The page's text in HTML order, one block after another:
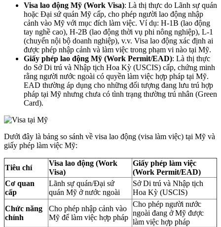
Visa lao động Mỹ (Work Visa): Là thị thực do Lãnh sự quán
hoặc Đại sứ quán Mỹ cấp, cho phép người lao động nhập
cảnh vào Mỹ với mục đích làm việc. Ví dụ: H-1B (lao động
tay nghề cao), H-2B (lao động thời vụ phi nông nghiệp), L-1
(chuyển nội bộ doanh nghiệp), v.v. Visa lao động xác định ai
được phép nhập cảnh và làm việc trong phạm vi nào tại Mỹ.
Giấy phép lao động Mỹ (Work Permit/EAD): Là thị thực
do Sở Di trú và Nhập tịch Hoa Kỳ (USCIS) cấp, chứng minh
rằng người nước ngoài có quyền làm việc hợp pháp tại Mỹ.
EAD thường áp dụng cho những đối tượng đang lưu trú hợp
pháp tại Mỹ nhưng chưa có tình trạng thường trú nhân (Green
Card).
Dưới đây là bảng so sánh về visa lao động (visa làm việc) tại Mỹ và
giấy phép làm việc Mỹ:
Tiêu chí
Visa lao động (Work
Visa)
Giấy phép làm việc
(Work Permit/EAD)
Cơ quan
cấp
Lãnh sự quán/Đại sứ
quán Mỹ ở nước ngoài
Sở Di trú và Nhập tịch
Hoa Kỳ (USCIS)
Chức năng
chính
Cho phép nhập cảnh vào
Mỹ để làm việc hợp pháp
Cho phép người nước
ngoài đang ở Mỹ được
làm việc hợp pháp